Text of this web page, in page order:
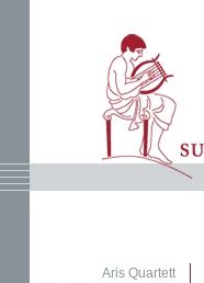
Aris Quartett